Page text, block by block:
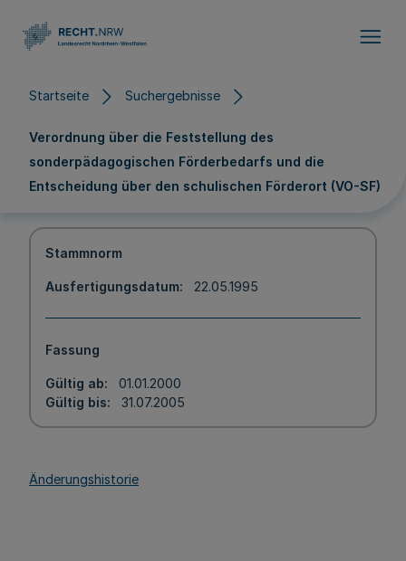
Startseite Suchergebnisse
Verordnung über die Feststellung des
sonderpädagogischen Förderbedarfs und die
Entscheidung über den schulischen Förderort (VO-SF)
Stammnorm
Ausfertigungsdatum 22.05.1995
Fassung
Gültig ab
01.01.2000
Gültig bis
31.07.2005
Änderungshistorie